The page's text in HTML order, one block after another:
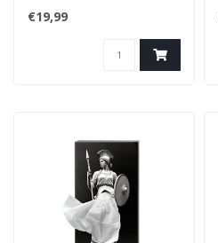
poches sur le thème du
tennis e..
€19,99